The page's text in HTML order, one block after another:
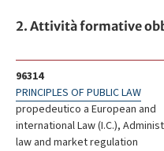
2. Attività formative
96314
PRINCIPLES OF PUBLIC LAW
propedeutico a European and
international Law (I.C.),
law and market regulation